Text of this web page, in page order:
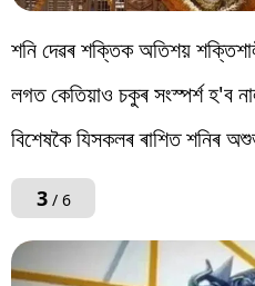
শনি দেৱৰ শক্তিক অতিশয়
লগত কেতিয়াও চকুৰ সংস্পৰ্শ হ'ব
বিশেষকৈ যিসকলৰ ৰাশিত শনিৰ
3/ 6